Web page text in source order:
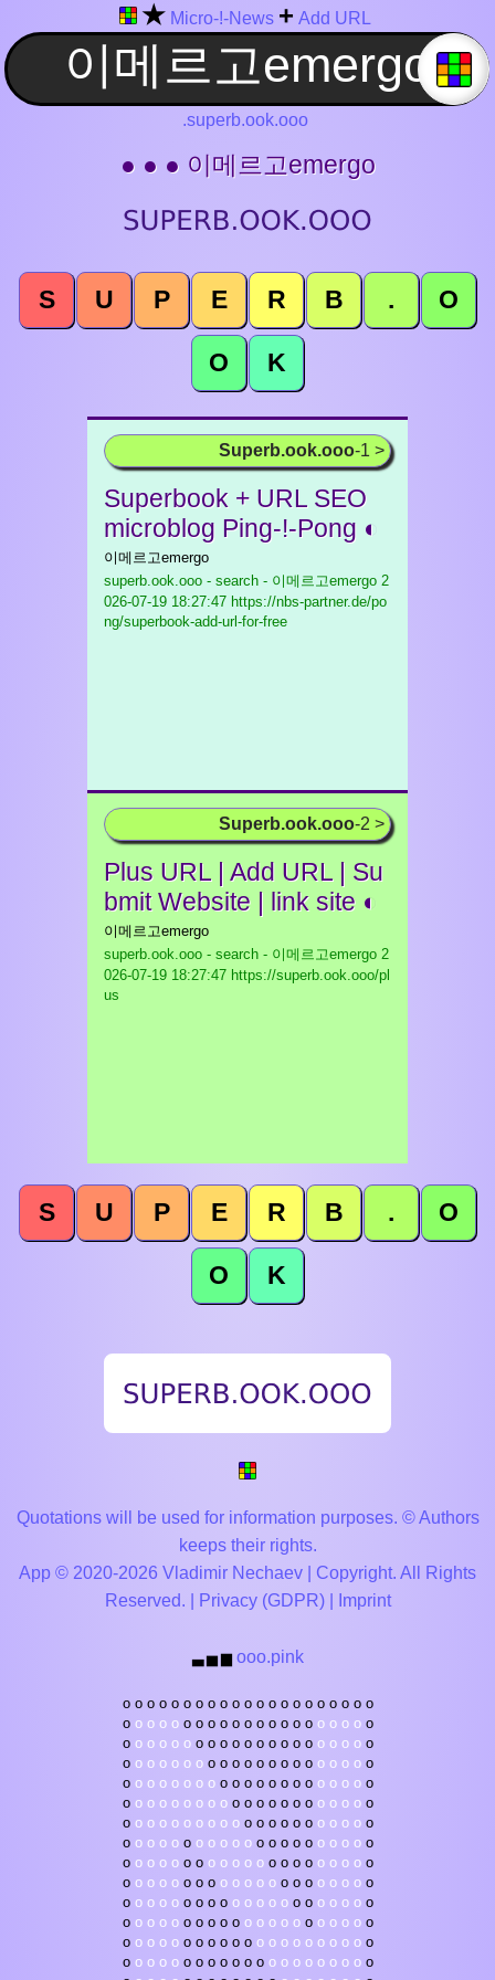
★ Micro-!-News + Add URL
.superb.ook.ooo
● ● ● 이메르고emergo
S U P E R B . O
O K
Superb.ook.ooo-1 >
Superbook + URL SEO
microblog Ping-!-Pong ◐
이메르고emergo
superb.ook.ooo - search - 이메르고emergo 2
026-07-19 18:27:47 https://nbs-partner.de/po
ng/superbook-add-url-for-free
Superb.ook.ooo-2 >
Plus URL | Add URL | Su
bmit Website | link site ◐
이메르고emergo
superb.ook.ooo - search - 이메르고emergo 2
026-07-19 18:27:47 https://superb.ook.ooo/pl
us
S U P E R B . O
O K
Quotations will be used for information purposes. © Authors
keeps their rights.
App © 2020-2026 Vladimir Nechaev | Copyright. All Rights
Reserved. |
Privacy (GDPR)| Imprint
▃ ▅ ▆ ooo.pink
o o o o o o o o o o o o o o o o o o o o o
o o o o o o o o o o o o o o o o o o o o o
o o o o o o o o o o o o o o o o o o o o o
o o o o o o o o o o o o o o o o o o o o o
o o o o o o o o o o o o o o o o o o o o o
o o o o o o o o o o o o o o o o o o o o o
o o o o o o o o o o o o o o o o o o o o o
o o o o o o o o o o o o o o o o o o o o o
o o o o o o o o o o o o o o o o o o o o o
o o o o o o o o o o o o o o o o o o o o o
o o o o o o o o o o o o o o o o o o o o o
o o o o o o o o o o o o o o o o o o o o o
o o o o o o o o o o o o o o o o o o o o o
o o o o o o o o o o o o o o o o o o o o o